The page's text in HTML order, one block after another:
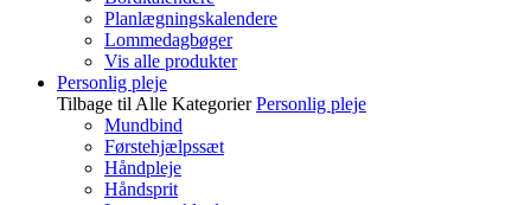
Planlægningskalendere
Lommedagbøger
Vis alle produkter
Personlig pleje
Tilbage til Alle Kategorier Personlig pleje
Mundbind
Førstehjælpssæt
Håndpleje
Håndsprit